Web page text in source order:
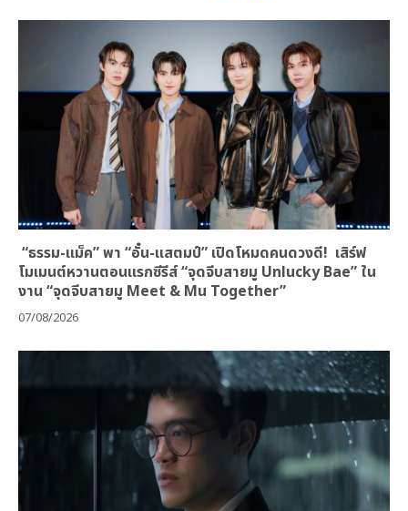
“ธรรม-แม็ค” พา “อั๋น-แสตมป์” เปิดโหมดคนดวงดี! เสิร์ฟ
โมเมนต์หวานตอนแรกซีรีส์ “จุดจีบสายมู Unlucky Bae” ใน
งาน “จุดจีบสายมู Meet & Mu Together”
07/08/2026